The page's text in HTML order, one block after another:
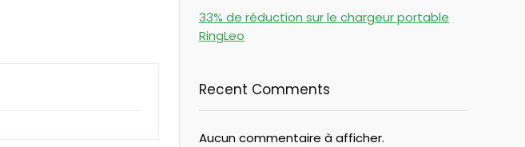
33% de réduction sur le chargeur portable
RingLeo
Recent Comments
Aucun commentaire à afficher.